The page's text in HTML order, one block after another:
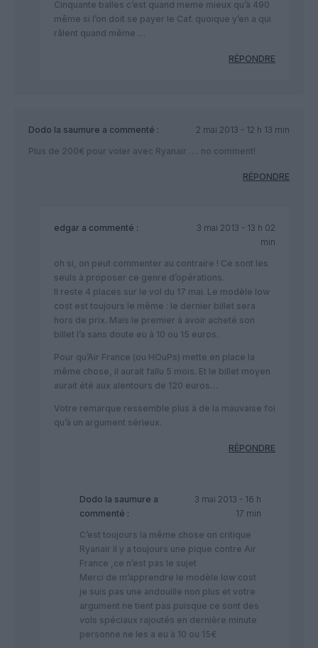
Cinquante balles c’est quand meme mieux qu’à 490
même si l’on doit se payer le Caf. quoique y’en a qui
râlent quand même …
RÉPONDRE
Dodo la saumure a commenté :
2 mai 2013 - 12 h 13 min
Plus de 200€ pour voler avec Ryanair …. no comment!
RÉPONDRE
edgar a commenté :
3 mai 2013 - 13 h 02
min
oh si, on peut commenter au contraire ! Ce sont les
seuls à proposer ce genre d’opérations.
Il reste 4 places sur le vol du 17 mai. Le modèle low
cost est toujours le même : le dernier billet sera
hors de prix. Mais le premier à avoir acheté son
billet l’a sans doute eu à 10 ou 15 euros.
Pour qu’Air France (ou HOuPs) mette en place la
même chose, il aurait fallu 5 mois. Et le billet moyen
aurait été aux alentours de 120 euros…
Votre remarque ressemble plus à de la mauvaise foi
qu’à un argument sérieux.
RÉPONDRE
Dodo la saumure a
commenté :
3 mai 2013 - 16 h
17 min
C’est toujours la même chose on critique
Ryanair il y a toujours une pique contre Air
France ,ce n’est pas le sujet
Merci de m’apprendre le modèle low cost
je suis pas une andouille non plus et votre
argument ne tient pas puisque ce sont des
vols spéciaux rajoutés en dernière minute
personne ne les a eu à 10 ou 15€